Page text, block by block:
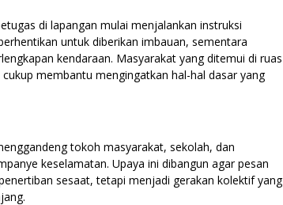
di lapangan mulai menjalankan instruksi
untuk diberikan imbauan, sementara
kendaraan. Masyarakat yang ditemui di ruas
membantu mengingatkan hal-hal dasar yang
tokoh masyarakat, sekolah, dan
keselamatan. Upaya ini dibangun agar pesan
sesaat, tetapi menjadi gerakan kolektif yang